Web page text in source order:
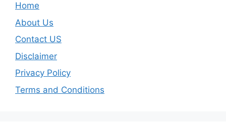
Home
About Us
Contact US
Disclaimer
Privacy Policy
Terms and Conditions